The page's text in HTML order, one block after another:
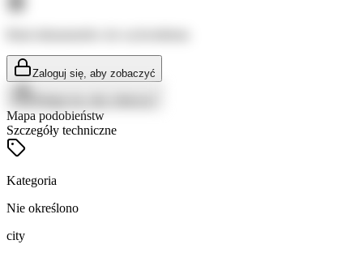
Zaloguj się, aby zobaczyć
Mapa podobieństw
Szczegóły techniczne
Kategoria
Nie określono
city